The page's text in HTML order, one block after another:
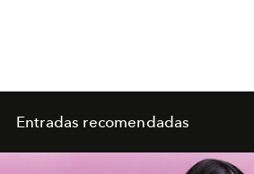
Entradas recomendadas